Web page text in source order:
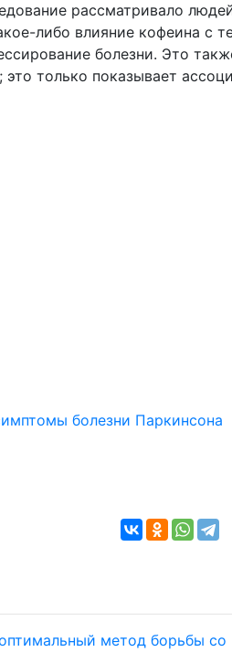
рассматривало
либо влияние кофеина с
болезни. Это
это только показывает
болезни Паркинсона
метод борьбы со